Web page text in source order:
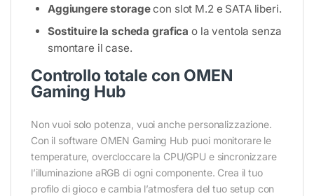
Aggiungere storagecon slot M.2 e SATA liberi.
Sostituire la scheda grafica o la ventola senza
smontare il case.
Controllo totale con OMEN
Gaming Hub
Non vuoi solo potenza, vuoi anche personalizzazione.
Con il software OMEN Gaming Hub puoi monitorare le
temperature, overcloccare la CPU/GPU e sincronizzare
l’illuminazione aRGB di ogni componente. Crea il tuo
profilo di gioco e cambia l’atmosfera del tuo setup con